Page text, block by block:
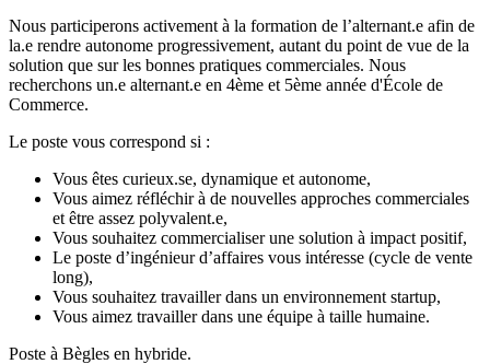
Nous participerons activement à la formation de l’alternant.e afin de
la.e rendre autonome progressivement, autant du point de vue de la
solution que sur les bonnes pratiques commerciales. Nous
recherchons un.e alternant.e en 4ème et 5ème année d'École de
Commerce.
Le poste vous correspond si :
Vous êtes curieux.se, dynamique et autonome,
Vous aimez réfléchir à de nouvelles approches commerciales
et être assez polyvalent.e,
Vous souhaitez commercialiser une solution à impact positif,
Le poste d’ingénieur d’affaires vous intéresse (cycle de vente
long),
Vous souhaitez travailler dans un environnement startup,
Vous aimez travailler dans une équipe à taille humaine.
Poste à Bègles en hybride.